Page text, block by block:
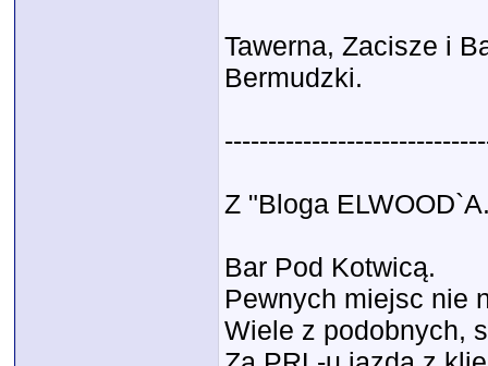
Tawerna, Zacisze i
Bermudzki.
Z "Bloga
Bar Pod Kotwicą.
Pewnych miejsc nie
Wiele z podobnych,